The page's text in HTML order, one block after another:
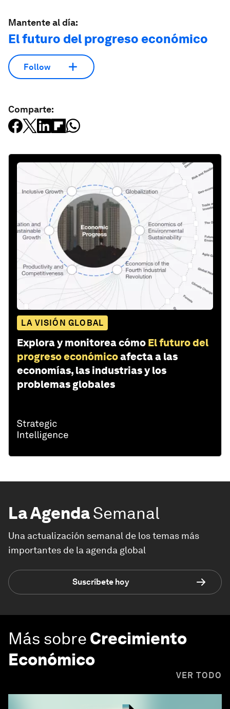
Mantente al día:
El futuro del progreso económico
Follow
Comparte:
LA VISIÓN GLOBAL
Explora y monitorea cómo El futuro del
progreso económicoafecta a las
economías, las industrias y los
problemas globales
La AgendaSemanal
Una actualización semanal de los temas más
importantes de la agenda global
Suscríbete hoy
Más sobre Crecimiento
Económico
VER TODO